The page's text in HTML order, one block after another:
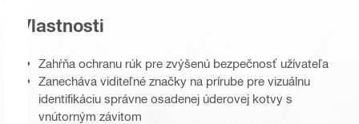
Vlastnosti
Zahŕňa ochranu rúk pre zvýšenú bezpečnosť užívateľa
Zanecháva viditeľné značky na prírube pre vizuálnu
identifikáciu správne osadenej úderovej kotvy s
vnútorným závitom